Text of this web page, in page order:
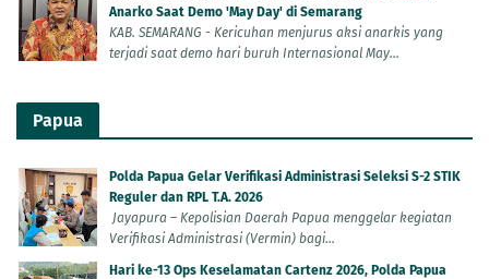
Anarko Saat Demo 'May Day' di Semarang
KAB. SEMARANG - Kericuhan menjurus aksi anarkis yang
terjadi saat demo hari buruh Internasional May...
Papua
Polda Papua Gelar Verifikasi Administrasi Seleksi S-2 STIK
Reguler dan RPL T.A. 2026
Jayapura – Kepolisian Daerah Papua menggelar kegiatan
Verifikasi Administrasi (Vermin) bagi...
Hari ke-13 Ops Keselamatan Cartenz 2026, Polda Papua